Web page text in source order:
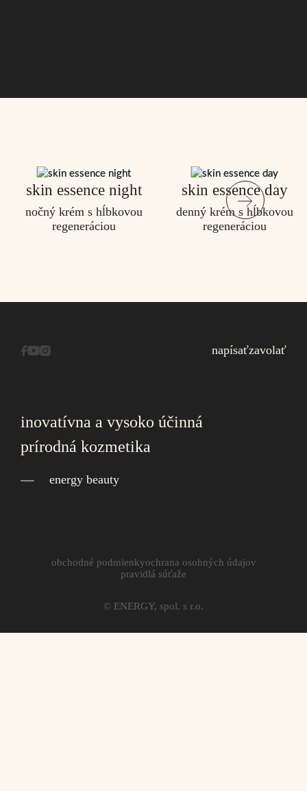
skin essence night
nočný krém s hĺbkovou
regeneráciou
skin essence day
denný krém s hĺbkovou
regeneráciou
napísaťzavolať
inovatívna a vysoko účinná
prírodná kozmetika
energy beauty
© ENERGY, spol. s r.o.
obchodné podmienkyochrana osobných údajov
pravidlá súťaže